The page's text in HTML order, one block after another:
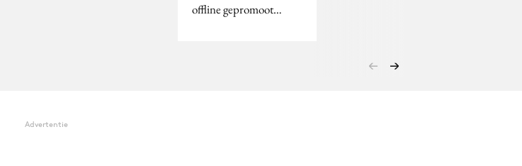
offline gepromoot…
Advertentie